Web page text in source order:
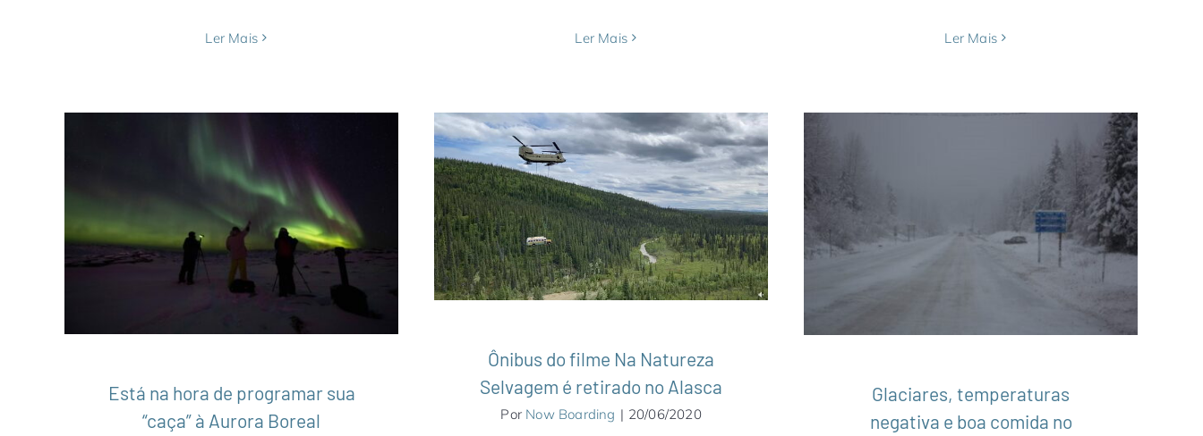
Ler Mais Ler Mais Ler Mais
Está na hora de programar sua “caça” à
Aurora Boreal
Alasca América do Norte Canadá Estados
Finlândia Islândia Noruega Notícias
Está na hora de programar sua
“caça” à Aurora Boreal
Ônibus do filme Na Natureza Selvagem
é retirado no Alasca
Alasca arte e cultura
Ônibus do filme Na Natureza
Selvagem é retirado no Alasca
Por Now Boarding | 20/06/2020
Glaciares, temperaturas negativa e boa
comida no Alasca
Alasca
Estados Unidos
Glaciares, temperaturas
negativa e boa comida no